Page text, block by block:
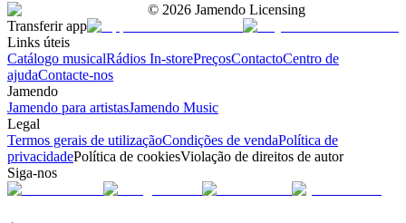
© 2026 Jamendo Licensing
Transferir app
Links úteis
Catálogo musicalRádios In-storePreçosContactoCentro de
ajudaContacte-nos
Jamendo
Jamendo para artistasJamendo Music
Legal
Termos gerais de utilizaçãoCondições de vendaPolítica de
privacidadePolítica de cookiesViolação de direitos de autor
Siga-nos